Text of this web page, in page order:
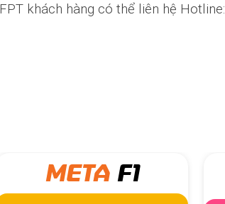
khách hàng có thể liên hệ Hotline:
METAF1